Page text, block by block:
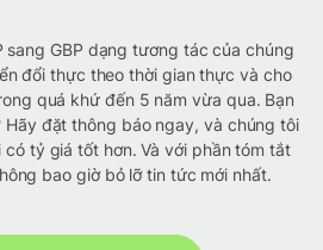
sang GBP dạng tương tác của chúng
đổi thực theo thời gian thực và cho
quá khứ đến 5 năm vừa qua. Bạn
đặt thông báo ngay, và chúng tôi
tỷ giá tốt hơn. Và với phần tóm tắt
bao giờ bỏ lỡ tin tức mới nhất.